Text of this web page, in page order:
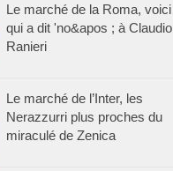
Le marché de la Roma, voici
qui a dit 'no&apos ; à Claudio
Ranieri
Le marché de l’Inter, les
Nerazzurri plus proches du
miraculé de Zenica